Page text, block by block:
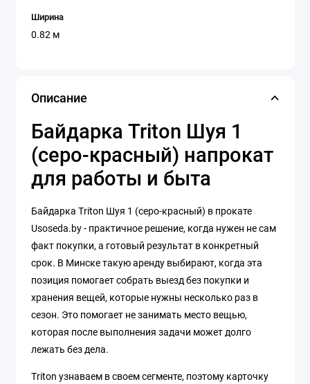
Ширина
0.82 м
Описание
Байдарка Triton Шуя 1
(серо-красный) напрокат
для работы и быта
Байдарка Triton Шуя 1 (серо-красный) в прокате
Usoseda.by - практичное решение, когда нужен не сам
факт покупки, а готовый результат в конкретный
срок. В Минске такую аренду выбирают, когда эта
позиция помогает собрать выезд без покупки и
хранения вещей, которые нужны несколько раз в
сезон. Это помогает не занимать место вещью,
которая после выполнения задачи может долго
лежать без дела.
Triton узнаваем в своем сегменте, поэтому карточку